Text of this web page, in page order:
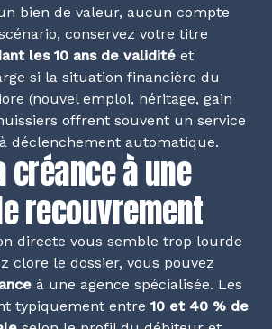
bien de valeur, aucun compte
conservez votre titre
les 10 ans de validité et
si la situation financière du
(nouvel emploi, héritage, gain
offrent souvent un service
déclenchement automatique.
créance à une
recouvrement
directe vous semble trop lourde
clore le dossier, vous pouvez
à une agence spécialisée. Les
typiquement entre10 et 40 % de